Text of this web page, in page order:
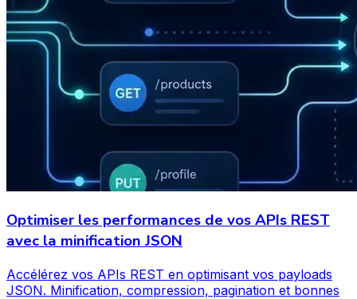
Optimiser les performances de vos APIs REST
avec la minification JSON
Accélérez vos APIs REST en optimisant vos payloads
JSON. Minification, compression, pagination et bonnes